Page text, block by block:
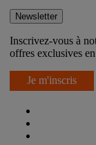
Inscrivez-vous à
Je m'inscris